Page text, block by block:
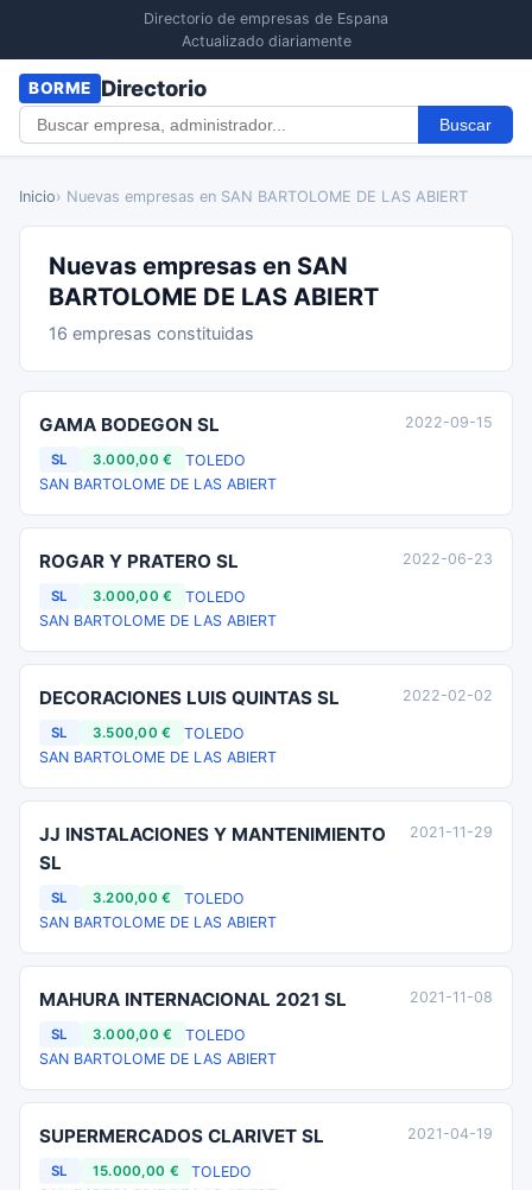
Directorio de empresas de Espana
Actualizado diariamente
BORME Directorio
Buscar
Inicio› Nuevas empresas en SAN BARTOLOME DE LAS ABIERT
Nuevas empresas en SAN
BARTOLOME DE LAS ABIERT
16 empresas constituidas
GAMA BODEGON SL
SL 3.000,00 €
TOLEDO
SAN BARTOLOME DE LAS ABIERT
2022-09-15
ROGAR Y PRATERO SL
SL 3.000,00 €
TOLEDO
SAN BARTOLOME DE LAS ABIERT
2022-06-23
DECORACIONES LUIS QUINTAS SL
SL 3.500,00 €
TOLEDO
SAN BARTOLOME DE LAS ABIERT
2022-02-02
JJ INSTALACIONES Y MANTENIMIENTO
SL
SL 3.200,00 €
TOLEDO
SAN BARTOLOME DE LAS ABIERT
2021-11-29
MAHURA INTERNACIONAL 2021 SL
SL 3.000,00 €
TOLEDO
SAN BARTOLOME DE LAS ABIERT
2021-11-08
SUPERMERCADOS CLARIVET SL
SL 15.000,00 €
TOLEDO
2021-04-19